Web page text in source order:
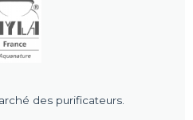
des purificateurs.